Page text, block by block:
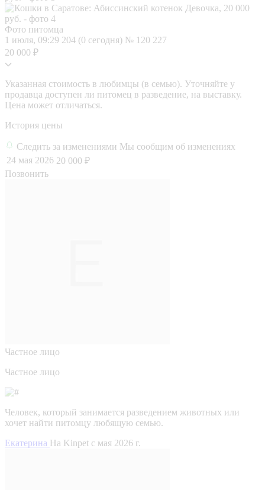
Фото питомца
1 июля, 09:29 204 (0 сегодня) № 120 227
20 000 ₽
Указанная стоимость в любимцы (в семью). Уточняйте у
продавца доступен ли питомец в разведение, на выставку.
Цена может отличаться.
История цены
Следить за изменениями Мы сообщим об изменениях
24 мая 2026 20 000 ₽
Позвонить
Частное лицо
Частное лицо
Человек, который занимается разведением животных или
хочет найти питомцу любящую семью.
Екатерина На Kinpet c мая 2026 г.